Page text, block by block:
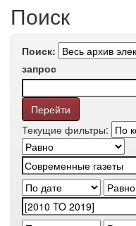
Поиск
Поиск:
запрос
Текущие фильтры: